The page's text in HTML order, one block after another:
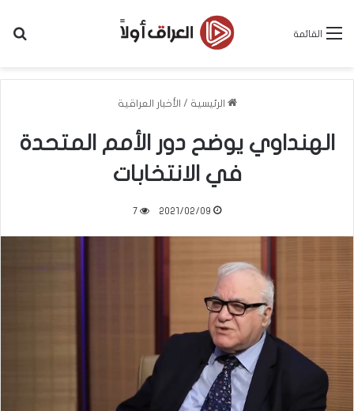
القائمة
الرئيسية / الأخبار العراقية
الهنداوي يوضح دور الأمم المتحدة
في الانتخابات
2021/02/09
7